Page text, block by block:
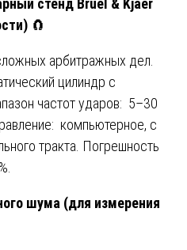
стенд Bruel & Kjaer
🧲
арбитражных дел.
цилиндр с
частот ударов: 5–30
компьютерное, с
тракта. Погрешность
шума (для измерения